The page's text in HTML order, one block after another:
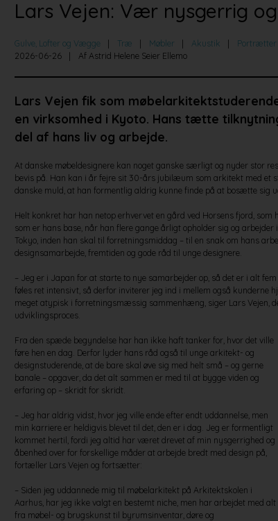
Lars Vejen: Vær nysgerrig
Gulve, Lofter og Vægge Træ Møbler Akustik
Portrætter
2026-06-26
Af Astrid Helene Seier Ellemo
Lars Vejen fik som
en virksomhed i Kyoto. Hans tætte
del af hans livog arbejde.
At danske møbeldesignere kan noget ganske særligt og nyder stor
bevis på. Han kan i år fejre sit 30-års jubilæum som arkitekt med et
danske muld, at han formentlig aldrig kunne finde på at bosætte sig
Helt konkret har han netop erhvervet en gård ved Horsens fjord,
som er hans base, når han flere gange årligt opholder sig og
Tokyo, inden han skal til forretningsmiddag – til en snak om hans
designsamarbejde, fremtiden og gode råd til unge designere.
– Jeg er i Japan for at starte to nye samarbejder op, så det er i alt
føles ret intensivt, så derfor inviterer jeg ind i mellem også kunderne
meget atypisk i forretningsmæssig sammenhæng, siger Lars Vejen,
udviklingsproces.
Fra den spæde begyndelse har han ikke haft tanker for, hvor det ville
føre hen en dag. Derfor lyder hans råd også til unge arkitekt- og
designstuderende, at de bare skal øve sig med helt små – og gerne
banale – opgaver, da det alt sammen er med til at bygge viden og
erfaring op – skridt for skridt.
– Jeg har aldrig vidst, hvor jeg ville ende efter endt uddannelse, men
min karriere er heldigvis blevet til det, den er i dag. Jeg er formentligt
kommet hertil, fordi jeg altid har været drevet af min nysgerrighed og
åbenhed over for forskellige måder at arbejde bredt med design på,
fortæller Lars Vejen og fortsætter:
– Siden jeg uddannede mig til møbelarkitekt på Arkitektskolen i
Aarhus, har jeg ikke valgt en bestemt niche, men har arbejdet med alt
fra møbel- og brugskunst til byrumsinventar, døre og